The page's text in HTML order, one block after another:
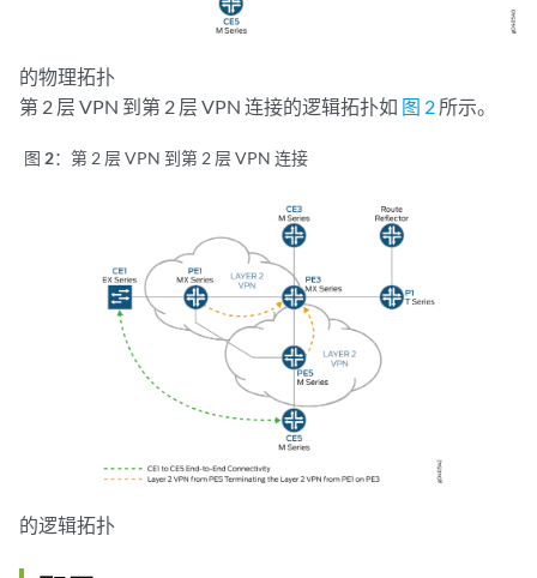
的物理拓扑
第 2 层 VPN 到第 2 层 VPN 连接的逻辑拓扑如 图 2 所示。
图 2： 第 2 层 VPN 到第 2 层 VPN 连接
的逻辑拓扑